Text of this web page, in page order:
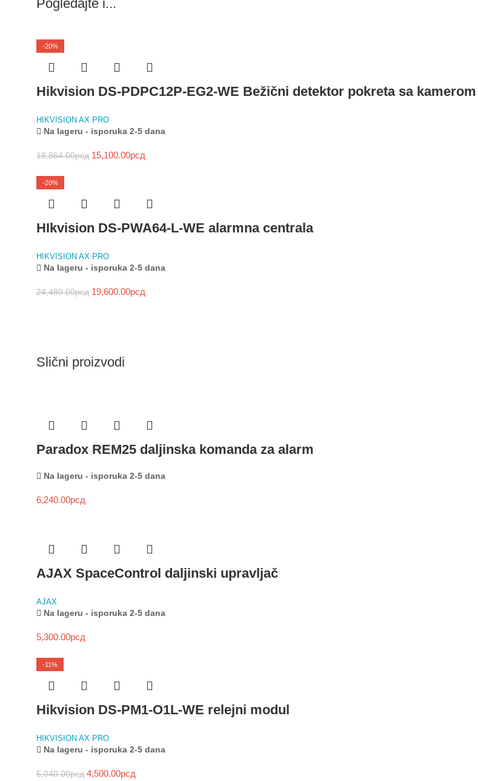
Pogledajte i...
-20%
Hikvision DS-PDPC12P-EG2-WE Bežični detektor pokreta sa kamerom
HIKVISION AX PRO
Na lageru - isporuka 2-5 dana
18,864.00рсд 15,100.00рсд
-20%
HIkvision DS-PWA64-L-WE alarmna centrala
HIKVISION AX PRO
Na lageru - isporuka 2-5 dana
24,480.00рсд 19,600.00рсд
Slični proizvodi
Paradox REM25 daljinska komanda za alarm
Na lageru - isporuka 2-5 dana
6,240.00рсд
AJAX SpaceControl daljinski upravljač
AJAX
Na lageru - isporuka 2-5 dana
5,300.00рсд
-11%
Hikvision DS-PM1-O1L-WE relejni modul
HIKVISION AX PRO
Na lageru - isporuka 2-5 dana
5,040.00рсд 4,500.00рсд